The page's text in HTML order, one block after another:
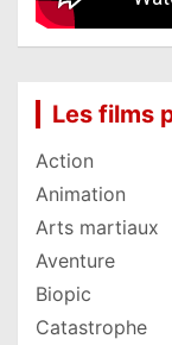
Les films
Action
Animation
Arts martiaux
Aventure
Biopic
Catastrophe